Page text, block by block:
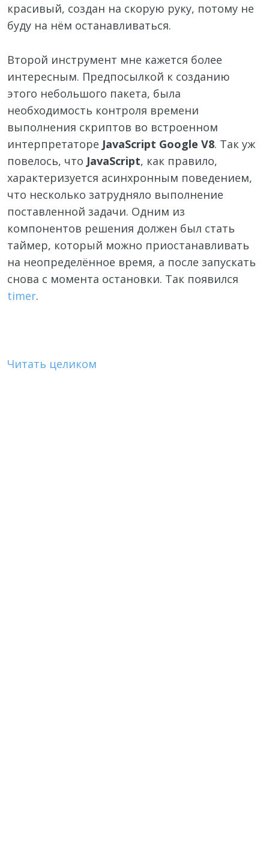
красивый, создан на скорую руку, потому не
буду на нём останавливаться.
Второй инструмент мне кажется более
интересным. Предпосылкой к созданию
этого небольшого пакета, была
необходимость контроля времени
выполнения скриптов во встроенном
интерпретаторе JavaScript Google V8. Так уж
повелось, что JavaScript, как правило,
характеризуется асинхронным поведением,
что несколько затрудняло выполнение
поставленной задачи. Одним из
компонентов решения должен был стать
таймер, который можно приостанавливать
на неопределённое время, а после запускать
снова с момента остановки. Так появился
timer.
Читать целиком